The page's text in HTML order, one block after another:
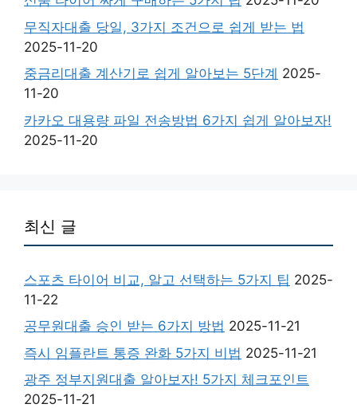
무직자대출 당일, 3가지 조건으로 쉽게 받는 법
2025-11-20
중금리대출 계산기로 쉽게 알아보는 5단계 2025-
11-20
카카오 대용량 파일 전송방법 6가지 쉽게 알아보자!
2025-11-20
최신 글
스포츠 타이어 비교, 알고 선택하는 5가지 팁 2025-
11-22
공무원대출 승인 받는 6가지 방법 2025-11-21
즉시 임플란트 통증 완화 5가지 비법 2025-11-21
광주 정부지원대출 알아보자! 5가지 체크포인트
2025-11-21